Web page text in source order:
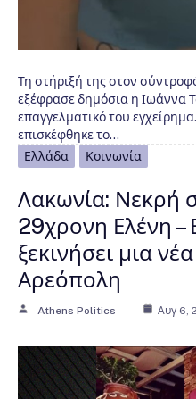
Τη στήριξή της στον
εξέφρασε δημόσια η Ιωάννα
επαγγελματικό του
επισκέφθηκε το…
Ελλάδα
Κοινωνία
Λακωνία: Νεκρή
29χρονη Ελένη –
ξεκινήσει μια
Αρεόπολη
Athens Politics Αυγ 6,